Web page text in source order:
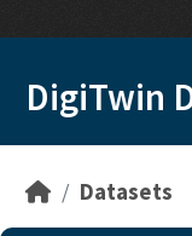
DigiTwin
Datasets